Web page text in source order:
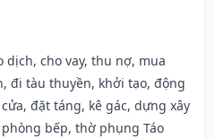
dịch, cho vay, thu nợ, mua
đi tàu thuyền, khởi tạo, động
đặt táng, kê gác, dựng xây
bếp, thờ phụng Táo